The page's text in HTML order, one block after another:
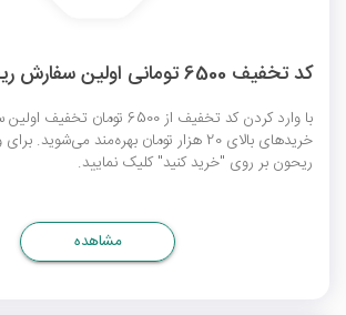
کد تخفیف 6500 تومانی اولین سفارش ریحون
با وارد کردن کد تخفیف از 6500
خریدهای بالای 20 هزار تومان بهره‌مند
ریحون بر روی "خرید کنید" کلیک نمایید.
مشاهده